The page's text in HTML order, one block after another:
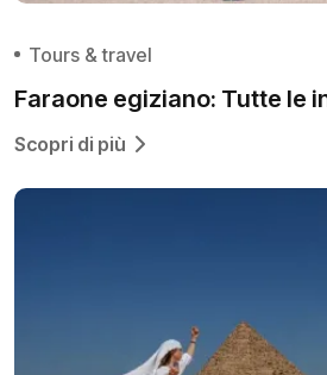
Tours & travel
Faraone egiziano: Tutte le
Scopri di più